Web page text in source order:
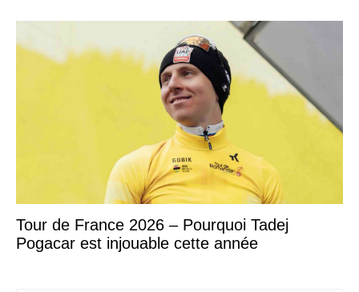
Tour de France 2026 – Pourquoi Tadej
Pogacar est injouable cette année